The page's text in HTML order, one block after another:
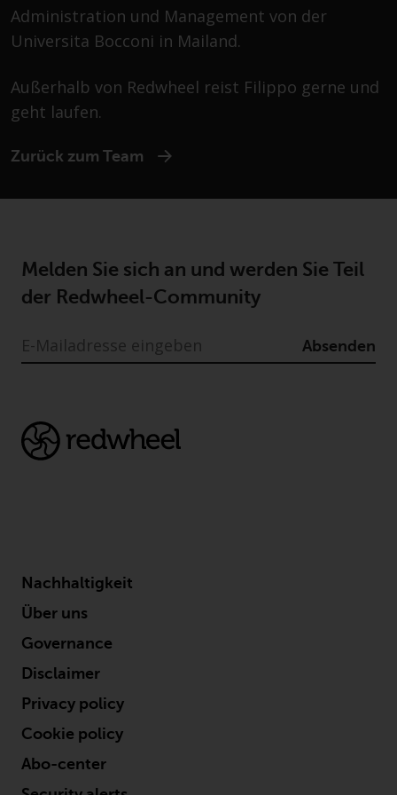
Asset Management LLP, von den
US Securities and Exchange
Commission zugelassen und
Commission („SEC“); RWC Asset
Advisors (US) LLC, das bei der SEC
(Pte) Limited, die von der
als lizenzierte
Pty Ltd ist ein australischer
Finanzdienstleistungslizenznehmer
bei der Australian Securities and
Redwheel Europe
Fondsmæglerselskab A/S, die von
wird.
herausgegeben wurden, gelesen
und anerkannt haben und damit
Website kann Werbung
enthalten.
Zugang unterliegt lokalen
Beschränkungen
Administration und Management von der
Universita Bocconi in Mailand.
Außerhalb von Redwheel reist Filippo gerne und
geht laufen.
Zurück zum Team
Melden Sie sich an und werden Sie Teil
der Redwheel-Community
Absenden
Nachhaltigkeit
Über uns
Governance
Disclaimer
Privacy policy
Cookie policy
Abo-center